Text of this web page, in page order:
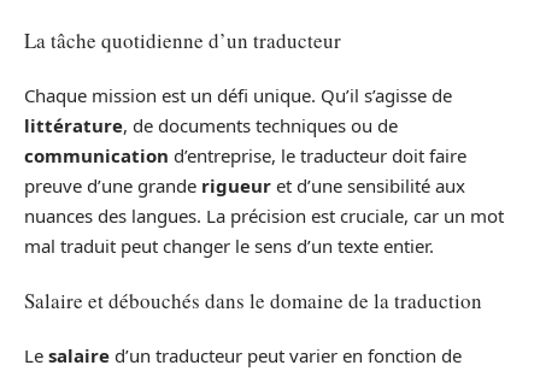
La tâche quotidienne d’un traducteur
Chaque mission est un défi unique. Qu’il s’agisse de
littérature, de documents techniques ou de
communication d’entreprise, le traducteur doit faire
preuve d’une grande rigueur et d’une sensibilité aux
nuances des langues. La précision est cruciale, car un mot
mal traduit peut changer le sens d’un texte entier.
Salaire et débouchés dans le domaine de la traduction
Le salaire d’un traducteur peut varier en fonction de